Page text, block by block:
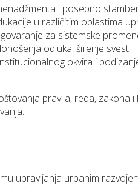
i posebno
u različitim oblastima
za sistemske
odluka, širenje svesti
okvira i
pravila, reda, zakona i
upravlјanja urbanim